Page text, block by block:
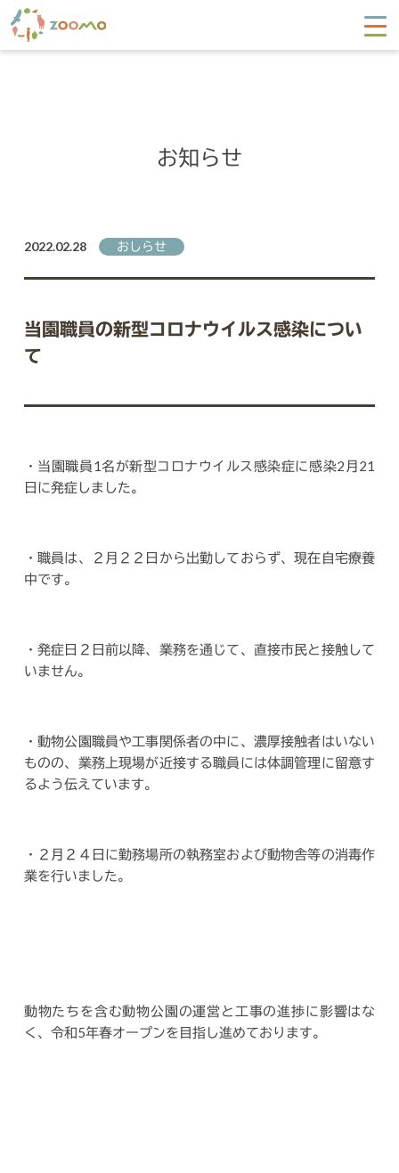
お知らせ
2022.02.28 おしらせ
当園職員の新型コロナウイルス感染につい
て
・当園職員1名が新型コロナウイルス感染症に感染2月21
日に発症しました。
・職員は、２月２２日から出勤しておらず、現在自宅療養
中です。
・発症日２日前以降、業務を通じて、直接市民と接触して
いません。
・動物公園職員や工事関係者の中に、濃厚接触者はいない
ものの、業務上現場が近接する職員には体調管理に留意す
るよう伝えています。
・２月２４日に勤務場所の執務室および動物舎等の消毒作
業を行いました。
動物たちを含む動物公園の運営と工事の進捗に影響はな
く、令和5年春オープンを目指し進めております。